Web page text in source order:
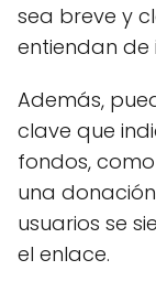
sea breve y
entiendan
Además,
clave que
fondos,
una
usuarios se
el enlace.